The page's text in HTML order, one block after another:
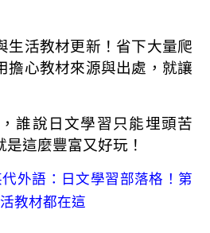
生活教材更新！省下大量爬
擔心教材來源與出處，就讓
誰說日文學習只能埋頭苦
這麼豐富又好玩！
代外語：日文學習部落格！第
教材都在這